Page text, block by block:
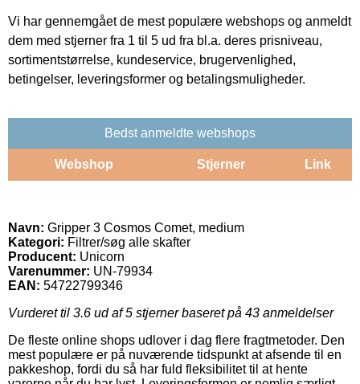
Vi har gennemgået de mest populære webshops og anmeldt
dem med stjerner fra 1 til 5 ud fra bl.a. deres prisniveau,
sortimentstørrelse, kundeservice, brugervenlighed,
betingelser, leveringsformer og betalingsmuligheder.
Bedst anmeldte webshops
Webshop Stjerner Link
Navn: Gripper 3 Cosmos Comet, medium
Kategori: Filtrer/søg alle skafter
Producent: Unicorn
Varenummer: UN-79934
EAN: 54722799346
Vurderet til 3.6 ud af 5 stjerner baseret på 43 anmeldelser
De fleste online shops udlover i dag flere fragtmetoder. Den
mest populære er på nuværende tidspunkt at afsende til en
pakkeshop, fordi du så har fuld fleksibilitet til at hente